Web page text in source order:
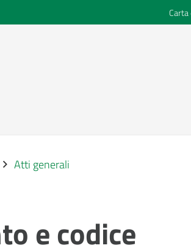
Carta
Atti generali
e codice